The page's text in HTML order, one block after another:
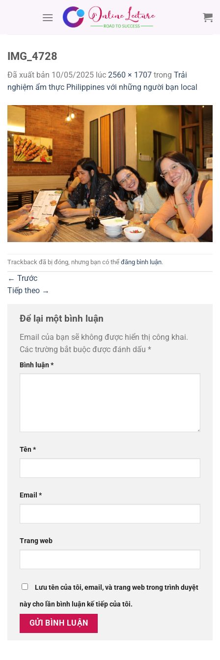
IMG_4728
Đã xuất bản 10/05/2025 lúc 2560 × 1707 trong Trải
nghiệm ẩm thực Philippines với những người bạn local
Trackback đã bị đóng, nhưng bạn có thể đăng bình luận.
← Trước
Tiếp theo →
Để lại một bình luận
Email của bạn sẽ không được hiển thị công khai.
Các trường bắt buộc được đánh dấu *
Bình luận*
Tên*
Email *
Trang web
Lưu tên của tôi, email, và trang web trong trình duyệt
này cho lần bình luận kế tiếp của tôi.